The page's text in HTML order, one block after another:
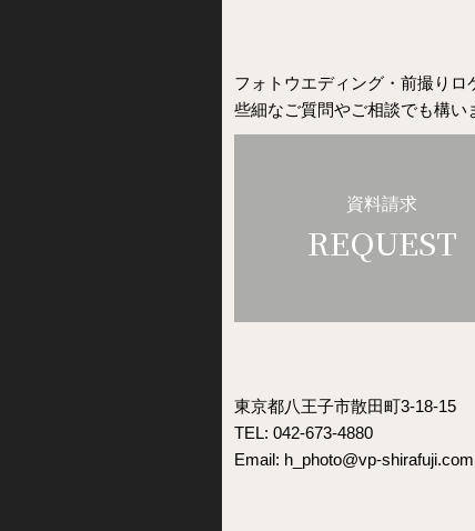
フォトウエディング・前撮りロ
些細なご質問やご相談でも構い
資料請求
REQUEST
東京都八王子市散田町3-18-15
TEL: 042-673-4880
Email: h_photo@vp-shirafuji.com